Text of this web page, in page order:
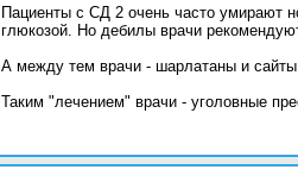
Пациенты с СД 2 очень часто умирают
глюкозой. Но дебилы врачи
А между тем врачи - шарлатаны и
Таким "лечением" врачи - уголовные